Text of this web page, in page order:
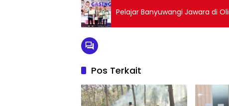
Pelajar Banyuwangi Jawara di
Pos Terkait